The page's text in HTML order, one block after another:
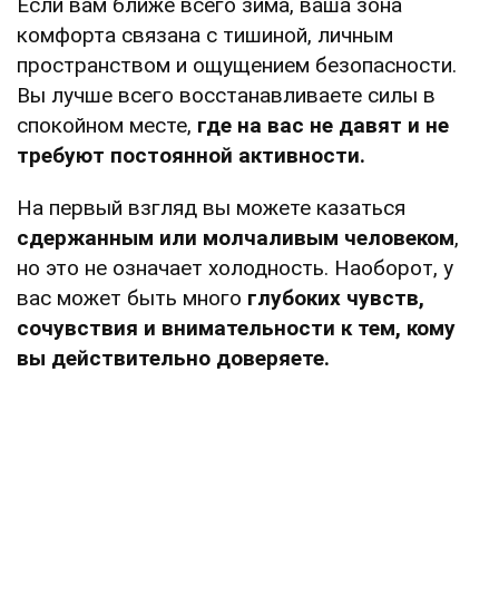
комфорта связана с тишиной, личным
пространством и ощущением безопасности.
Вы лучше всего восстанавливаете силы в
спокойном месте, где на вас не давят и не
требуют постоянной активности.
На первый взгляд вы можете казаться
сдержанным или молчаливым человеком,
но это не означает холодность. Наоборот, у
вас может быть много глубоких чувств,
сочувствия и внимательности к тем, кому
вы действительно доверяете.